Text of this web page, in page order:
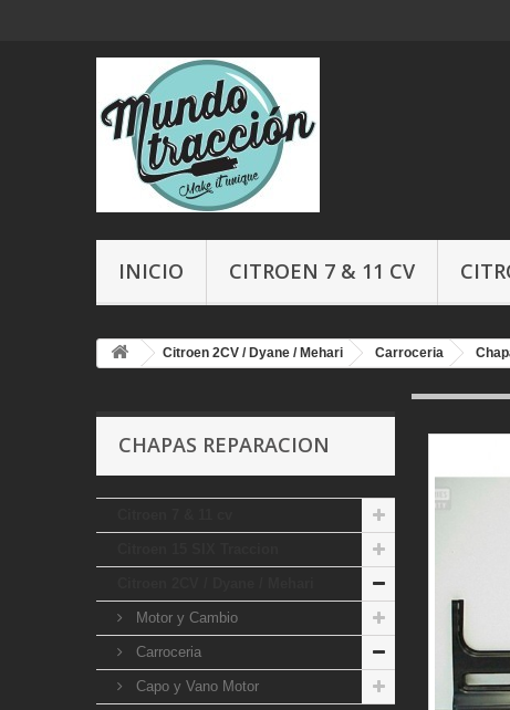
INICIO CITROEN 7 & 11 CV
Citroen 2CV / Dyane / Mehari Carroceria
CHAPAS REPARACION
Motor y Cambio
Carroceria
Capo y Vano Motor